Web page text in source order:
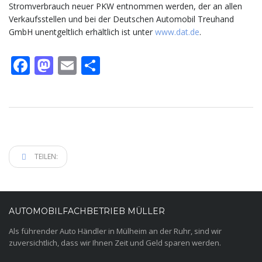
Stromverbrauch neuer PKW entnommen werden, der an allen
Verkaufsstellen und bei der Deutschen Automobil Treuhand
GmbH unentgeltlich erhältlich ist unter www.dat.de.
Facebook
Mastodon
Email
TEILEN:
AUTOMOBILFACHBETRIEB MÜLLER
Als führender Auto Händler in Mülheim an der Ruhr, sind wir
zuversichtlich, dass wir Ihnen Zeit und Geld sparen werden.